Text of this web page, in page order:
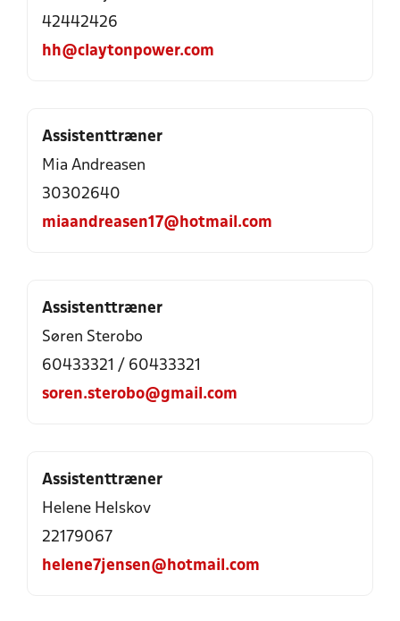
42442426
hh@claytonpower.com
Assistenttræner
Mia Andreasen
30302640
miaandreasen17@hotmail.com
Assistenttræner
Søren Sterobo
60433321 / 60433321
soren.sterobo@gmail.com
Assistenttræner
Helene Helskov
22179067
helene7jensen@hotmail.com